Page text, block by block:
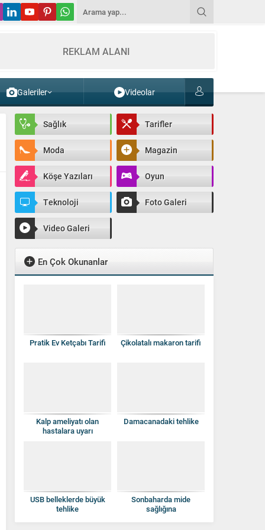
REKLAM ALANI
Galeriler Videolar
Sağlık Tarifler
Moda Magazin
Köşe Yazıları Oyun
Teknoloji Foto Galeri
Video Galeri
En Çok Okunanlar
Pratik Ev Ketçabı Tarifi Çikolatalı makaron tarifi
Kalp ameliyatı olan
hastalara uyarı
Damacanadaki tehlike
USB belleklerde büyük
tehlike
Sonbaharda mide
sağlığına